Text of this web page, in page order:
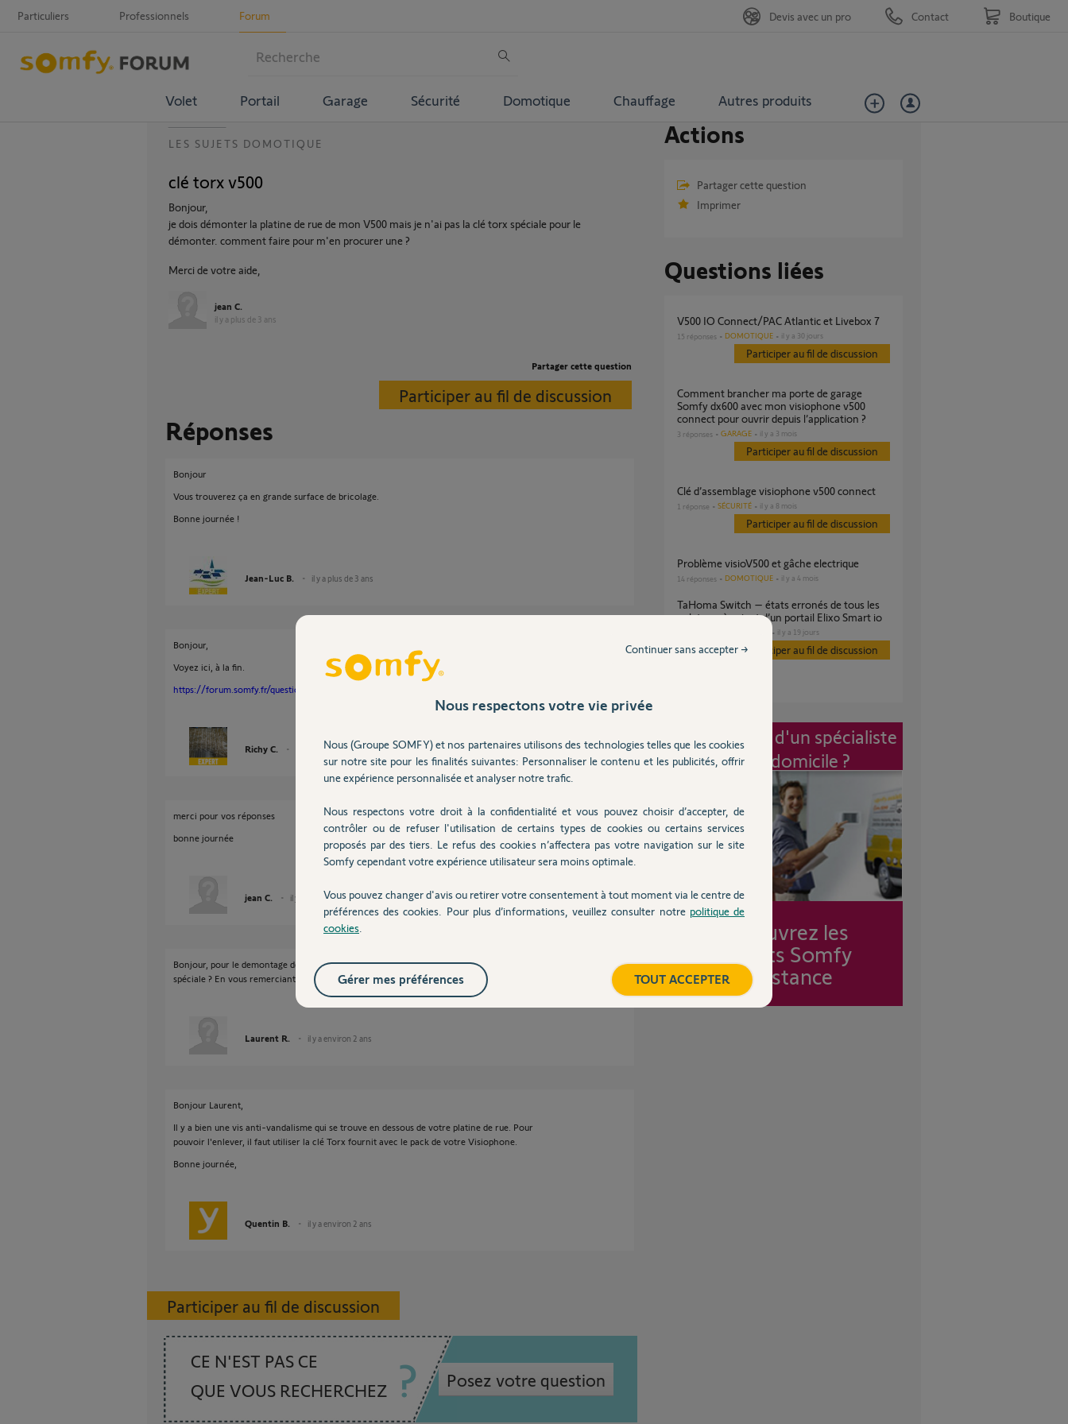
Particuliers Professionnels Forum
Volet Portail Garage Sécurité Domotique Chauffage Autres produits
Devis avec un pro Contact Boutique
LES SUJETS DOMOTIQUE
clé torx v500
Bonjour,
je dois démonter la platine de rue de mon V500 mais je n'ai pas la clé torx spéciale pour le
démonter. comment faire pour m'en procurer une ?
Merci de votre aide,
jean C.
il y a plus de 3 ans
Partager cette question
Participer au fil de discussion
Réponses
Bonjour
Vous trouverez ça en grande surface de bricolage.
Bonne journée !
Jean-Luc B. il y a plus de 3 ans
Bonjour,
Voyez ici, à la fin.
https://forum.somfy.fr/questions/2961203-platine-rue-v400
Richy C. il y a plus de 3 ans
merci pour vos réponses
bonne journée
jean C. il y a plus de 3 ans
Bonjour, pour le demontage de la platine de rue du modele Somfy V350 faut il une clef
spéciale ? En vous remerciant
Laurent R. il y a environ 2 ans
Bonjour Laurent,
Il y a bien une vis anti-vandalisme qui se trouve en dessous de votre platine de rue. Pour
pouvoir l'enlever, il faut utiliser la clé Torx fournit avec le pack de votre Visiophone.
Bonne journée,
Quentin B. il y a environ 2 ans
Participer au fil de discussion
CE N'EST PAS CE
QUE VOUS RECHERCHEZ
Posez votre question
Actions
Partager cette question
Imprimer
Questions liées
V500 IO Connect/PAC Atlantic et Livebox 7
15 réponses DOMOTIQUE il y a 30 jours
Participer au fil de discussion
Comment brancher ma porte de garage
Somfy dx600 avec mon visiophone v500
connect pour ouvrir depuis l’application ?
3 réponses GARAGE il y a 3 mois
Participer au fil de discussion
Clé d’assemblage visiophone v500 connect
1 réponse SÉCURITÉ il y a 8 mois
Participer au fil de discussion
Problème visioV500 et gâche electrique
14 réponses DOMOTIQUE il y a 4 mois
TaHoma Switch – états erronés de tous les
volets après ajout d’un portail Elixo Smart io
il y a 19 jours
Participer au fil de discussion
Intervention d'un spécialiste
à mon domicile ?
Découvrez les
forfaits Somfy
Assistance
Nous respectons votre vie privée
Nous (Groupe SOMFY) et nos partenaires utilisons des technologies telles que les cookies
sur notre site pour les finalités suivantes: Personnaliser le contenu et les publicités, offrir
une expérience personnalisée et analyser notre trafic.
Nous respectons votre droit à la confidentialité et vous pouvez choisir d’accepter, de
contrôler ou de refuser l'utilisation de certains types de cookies ou certains services
proposés par des tiers. Le refus des cookies n’affectera pas votre navigation sur le site
Somfy cependant votre expérience utilisateur sera moins optimale.
Vous pouvez changer d'avis ou retirer votre consentement à tout moment via le centre de
préférences des cookies. Pour plus d’informations, veuillez consulter notre politique de
cookies
Continuer sans accepter →
TOUT ACCEPTER
Gérer mes préférences